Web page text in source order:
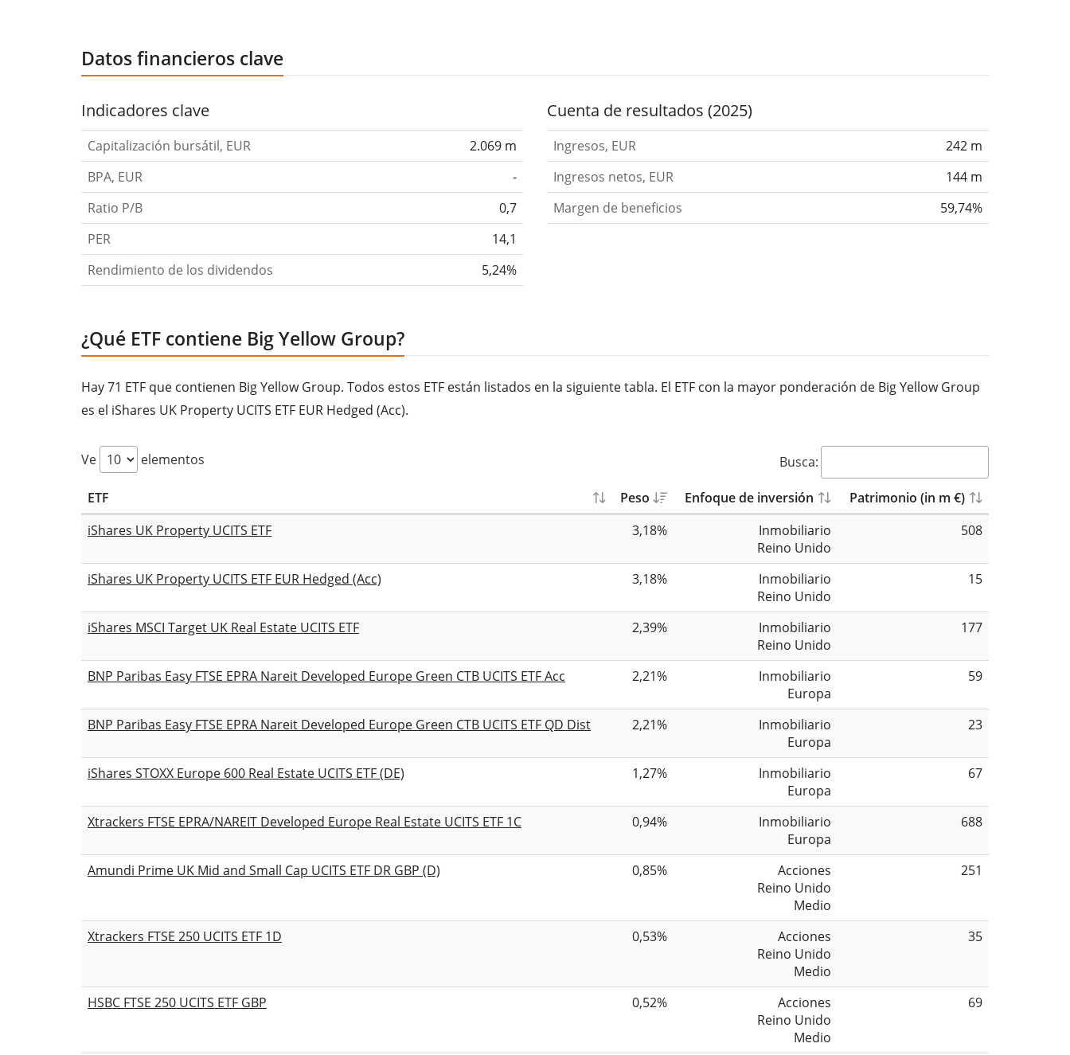
Datos financieros clave
Indicadores clave
Capitalización bursátil, EUR
2.069 m
BPA, EUR
-
Ratio P/B
0,7
PER
14,1
Rendimiento de los dividendos
5,24%
Cuenta de resultados (2025)
Ingresos, EUR
242 m
Ingresos netos, EUR
144 m
Margen de beneficios
59,74%
¿Qué ETF contiene Big Yellow Group?
Hay 71 ETF que contienen Big Yellow Group. Todos estos ETF están listados en la siguiente tabla. El ETF con la mayor ponderación de Big Yellow Group
es el iShares UK Property UCITS ETF EUR Hedged (Acc).
Ve elementos Busca:
ETF Peso Enfoque de inversión
Patrimonio (in m €)
iShares UK Property UCITS ETF
3,18%
Inmobiliario
Reino Unido
508
iShares UK Property UCITS ETF EUR Hedged (Acc) 3,18%
Inmobiliario
Reino Unido
15
iShares MSCI Target UK Real Estate UCITS ETF 2,39%
Inmobiliario
Reino Unido
177
BNP Paribas Easy FTSE EPRA Nareit Developed Europe Green CTB UCITS ETF Acc 2,21%
Inmobiliario
Europa
59
BNP Paribas Easy FTSE EPRA Nareit Developed Europe Green CTB UCITS ETF QD Dist 2,21%
Inmobiliario
Europa
23
iShares STOXX Europe 600 Real Estate UCITS ETF (DE) 1,27%
Inmobiliario
Europa
67
Xtrackers FTSE EPRA/NAREIT Developed Europe Real Estate UCITS ETF 1C 0,94%
Inmobiliario
Europa
688
Amundi Prime UK Mid and Small Cap UCITS ETF DR GBP (D) 0,85%
Acciones
Reino Unido
Medio
251
Xtrackers FTSE 250 UCITS ETF 1D 0,53%
Acciones
Reino Unido
Medio
35
HSBC FTSE 250 UCITS ETF GBP 0,52%
Acciones
Reino Unido
Medio
69